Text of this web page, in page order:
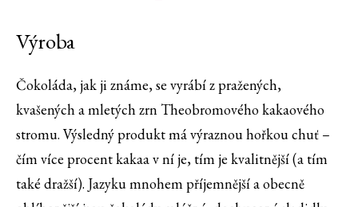
Výroba
Čokoláda, jak ji známe, se vyrábí z pražených,
kvašených a mletých zrn Theobromového kakaového
stromu. Výsledný produkt má výraznou hořkou chuť –
čím více procent kakaa v ní je, tím je kvalitnější (a tím
také dražší). Jazyku mnohem příjemnější a obecně